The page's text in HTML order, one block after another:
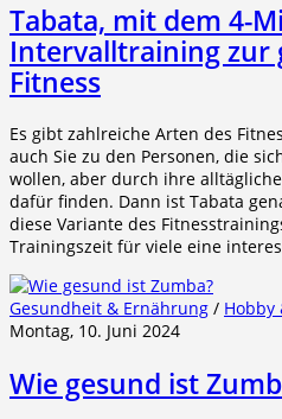
Tabata, mit dem 4-
Intervalltraining zur
Fitness
Es gibt zahlreiche Arten des
auch Sie zu den Personen, die
wollen, aber durch ihre
dafür finden. Dann ist Tabata
diese Variante des
Trainingszeit für viele eine
Gesundheit & Ernährung / Hobby
Montag, 10. Juni 2024
Wie gesund ist